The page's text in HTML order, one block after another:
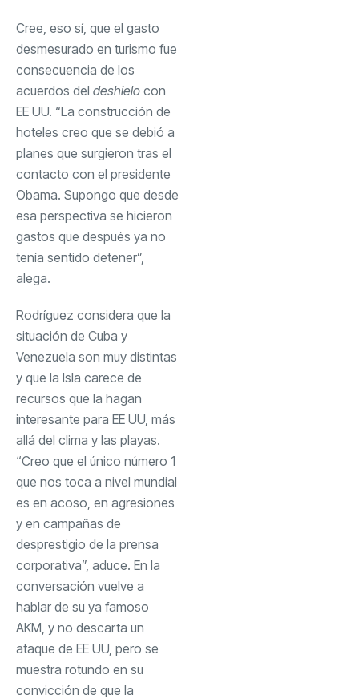
Cree, eso sí, que el gasto
desmesurado en turismo fue
consecuencia de los
acuerdos del deshielo con
EE UU. “La construcción de
hoteles creo que se debió a
planes que surgieron tras el
contacto con el presidente
Obama. Supongo que desde
esa perspectiva se hicieron
gastos que después ya no
tenía sentido detener”,
alega.
Rodríguez considera que la
situación de Cuba y
Venezuela son muy distintas
y que la Isla carece de
recursos que la hagan
interesante para EE UU, más
allá del clima y las playas.
“Creo que el único número 1
que nos toca a nivel mundial
es en acoso, en agresiones
y en campañas de
desprestigio de la prensa
corporativa”, aduce. En la
conversación vuelve a
hablar de su ya famoso
AKM, y no descarta un
ataque de EE UU, pero se
muestra rotundo en su
convicción de que la